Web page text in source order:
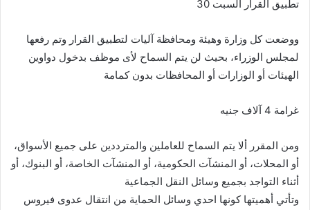
تطبيق القرار السبت 30
ووضعت كل وزارة وهيئة ومحافظة آليات لتطبيق القرار وتم رفعها
لمجلس الوزراء، بحيث لن يتم السماح لأى موظف بدخول دواوين
الهيئات أو الوزارات أو المحافظات بدون كمامة
غرامة 4 آلاف جنيه
ومن المقرر ألا يتم السماح للعاملين والمترددين على جميع الأسواق،
أو المحلات، أو المنشآت الحكومية، أو المنشآت الخاصة، أو البنوك، أو
أثناء التواجد بجميع وسائل النقل الجماعية
وتأتي أهميتها كونها احدي وسائل الحماية من انتقال عدوى فيروس